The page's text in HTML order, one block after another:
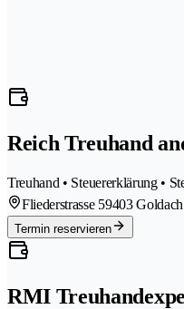
Reich Treuhand
Treuhand • Steuererklärung •
Fliederstrasse 59403 Goldach
Termin reservieren
RMI